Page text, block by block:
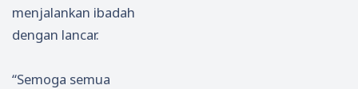
menjalankan ibadah
dengan lancar.
“Semoga semua